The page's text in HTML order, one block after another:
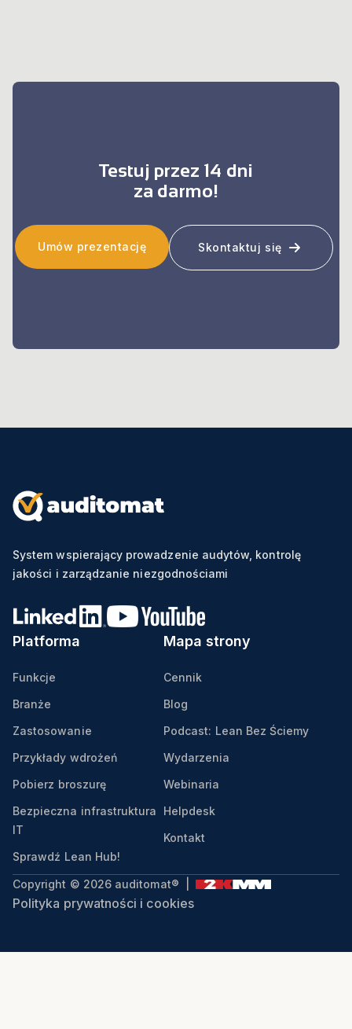
Testuj przez 14 dni
za darmo!
Umów prezentację Skontaktuj się
System wspierający prowadzenie audytów, kontrolę
jakości i zarządzanie niezgodnościami
Platforma
Funkcje
Branże
Zastosowanie
Przykłady wdrożeń
Pobierz broszurę
Bezpieczna infrastruktura
IT
Sprawdź Lean Hub!
Mapa strony
Cennik
Blog
Podcast: Lean Bez Ściemy
Wydarzenia
Webinaria
Helpdesk
Kontakt
Copyright © 2026 auditomat® |
Polityka prywatności i cookies